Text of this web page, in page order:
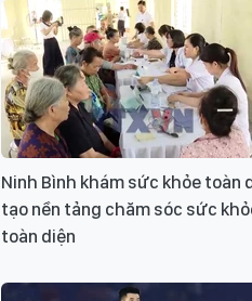
Ninh Bình khám sức khỏe toàn
tạo nền tảng chăm sóc sức
toàn diện